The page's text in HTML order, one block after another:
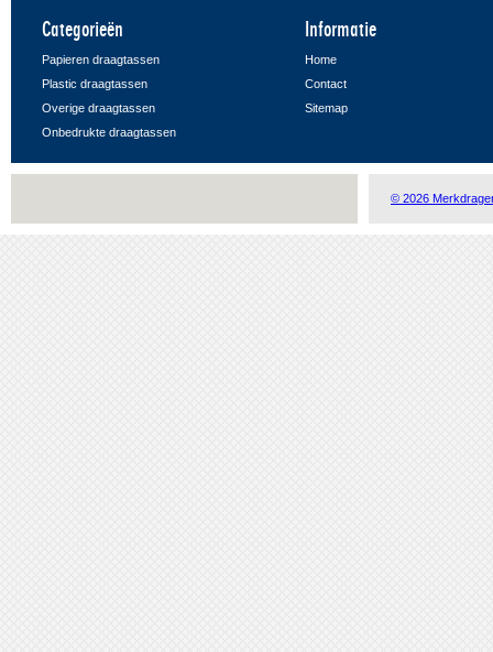
Categorieën
Papieren draagtassen
Plastic draagtassen
Overige draagtassen
Onbedrukte draagtassen
Informatie
Home
Contact
Sitemap
© 2026